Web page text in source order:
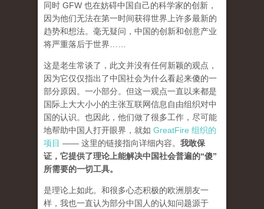
同时 GFW 也在妨碍中国自己的科学家的创新，
因为他们无法在第一时间获得世界上许多最新的
趋势和想法。毫无疑问，中国的创新和创意产业
将严重落后于世界……
这是老生常谈了，此文并没有任何新颖的观点，
因为它仅仅指出了中国社会为什么看起来傻的一
部分原因。一小部分。但这一观点一直以来都是
国际上大大小小的主张互联网信息自由组织对中
国的认识。也因此，他们做了很多工作，尽可能
地帮助中国人打开眼界，就如 GreatFire 组织的
项目 —— 这里的链接指向详细内容。 我敢保
证，它提供了理论上能解决中国社会普遍的“傻”
所需要的一切工具。
是理论上如此。和很多心态积极的欧洲朋友一
样，我也一直认为部分中国人的认知问题源于